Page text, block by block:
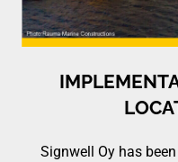
Signwell Oy has